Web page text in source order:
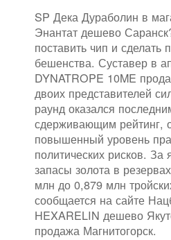
SP Дека Дураболин в
Энантат дешево
поставить чип и сделать
бешенства. Суставер в
DYNATROPE 10ME
двоих представителей
раунд оказался
сдерживающим рейтинг,
повышенный уровень
политических рисков.
запасы золота в
млн до 0,879 млн
сообщается на сайте
HEXARELIN дешево
продажа Магнитогорск.